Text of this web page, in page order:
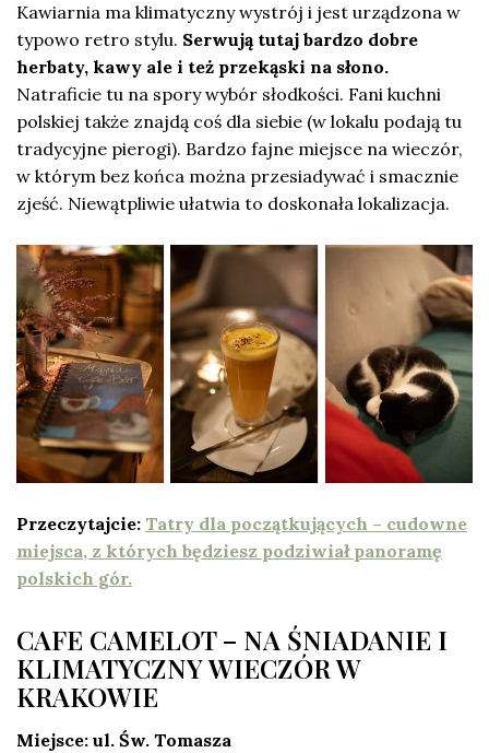
Kawiarnia ma klimatyczny wystrój i jest urządzona w
typowo retro stylu. Serwują tutaj bardzo dobre
herbaty, kawy ale i też przekąski na słono.
Natraficie tu na spory wybór słodkości. Fani kuchni
polskiej także znajdą coś dla siebie (w lokalu podają tu
tradycyjne pierogi). Bardzo fajne miejsce na wieczór,
w którym bez końca można przesiadywać i smacznie
zjeść. Niewątpliwie ułatwia to doskonała lokalizacja.
Przeczytajcie: Tatry dla początkujących – cudowne
miejsca, z których będziesz podziwiał panoramę
polskich gór.
CAFE CAMELOT – NA ŚNIADANIE I
KLIMATYCZNY WIECZÓR W
KRAKOWIE
Miejsce: ul. Św. Tomasza